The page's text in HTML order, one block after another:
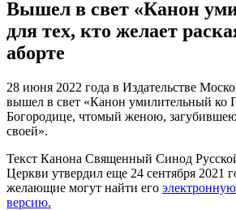
Вышел в свет «Канон
для тех, кто желает
аборте
28 июня 2022 года в Издательстве
вышел в свет «Канон умилительный ко
Богородице, чтомый женою,
своей».
Текст Канона Священный Синод
Церкви утвердил еще 24 сентября 2021
желающие могут найти его
версию.